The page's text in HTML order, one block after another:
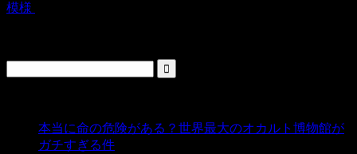
模様
本当に命の危険がある？世界最大のオカルト博物館が
ガチすぎる件